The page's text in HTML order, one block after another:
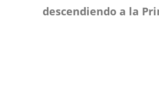
descendiendo a la